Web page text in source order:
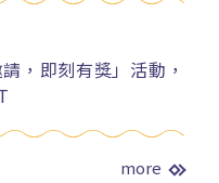
，即刻有獎」活動，
more